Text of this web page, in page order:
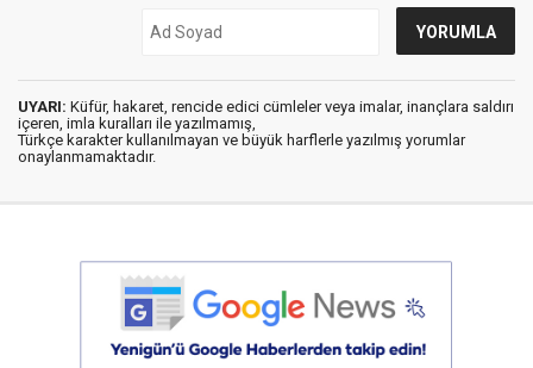
UYARI: Küfür, hakaret, rencide edici cümleler veya imalar, inançlara saldırı
içeren, imla kuralları ile yazılmamış,
Türkçe karakter kullanılmayan ve büyük harflerle yazılmış yorumlar
onaylanmamaktadır.